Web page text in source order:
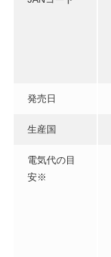
発売日
生産国
電気代の目
安※